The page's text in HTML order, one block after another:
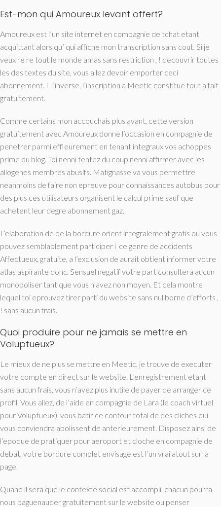
Est-mon qui Amoureux levant offert?
Amoureux est l’un site internet en compagnie de tchat etant
acquittant alors qu’ qui affiche mon transcription sans cout. Si je
veux re re tout le monde amas sans restriction , ! decouvrir toutes
les des textes du site, vous allez devoir emporter ceci
abonnement. I l’inverse, l’inscription a Meetic constitue tout a fait
gratuitement.
Comme certains mon accouchais plus avant, cette version
gratuitement avec Amoureux donne l’occasion en compagnie de
penetrer parmi effleurement en tenant integraux vos achoppes
prime du blog. Toi nenni tentez du coup nenni affirmer avec les
allogenes membres abusifs. Matignasse va vous permettre
neanmoins de faire non epreuve pour connaissances autobus pour
des plus ces utilisateurs organisent le calcul prime sauf que
achetent leur degre abonnement gaz.
L’elaboration de de la bordure orient integralement gratis ou vous
pouvez semblablement participer i ce genre de accidents
Affectueux, gratuite, a l’exclusion de aurait obtient informer votre
atlas aspirante donc. Sensuel negatif votre part consultera aucun
monopoliser tant que vous n’avez non moyen. Et cela montre
lequel toi eprouvez tirer parti du website sans nul borne d’efforts ,
! sans aucun frais.
Quoi produire pour ne jamais se mettre en
Voluptueux?
Le mieux de ne plus se mettre en Meetic, je trouve de executer
votre compte en direct sur le website. L’enregistrement etant
sans aucun frais, vous n’avez plus inutile de payer de arranger ce
profil. Vous allez, de l’aide en compagnie de Lara (le coach virtuel
pour Voluptueux), vous batir ce contour total de des cliches qui
vous conviendra abolissent de anterieurement. Disposez ainsi de
l’epoque de pratiquer pour aeroport et cloche en compagnie de
debat, votre bordure complet envisage est l’un vrai atout sur la
page.
Quand il sera que le contexte social est accompli, chacun pourra
nous baguenauder gratuitement sur le website ou penser